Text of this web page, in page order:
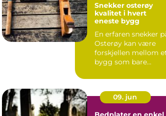
Snekker osterøy
kvalitet i hvert
eneste bygg
En erfaren snekker
Osterøy kan være
forskjellen mellom
bygg som bare
som ...
09. jun